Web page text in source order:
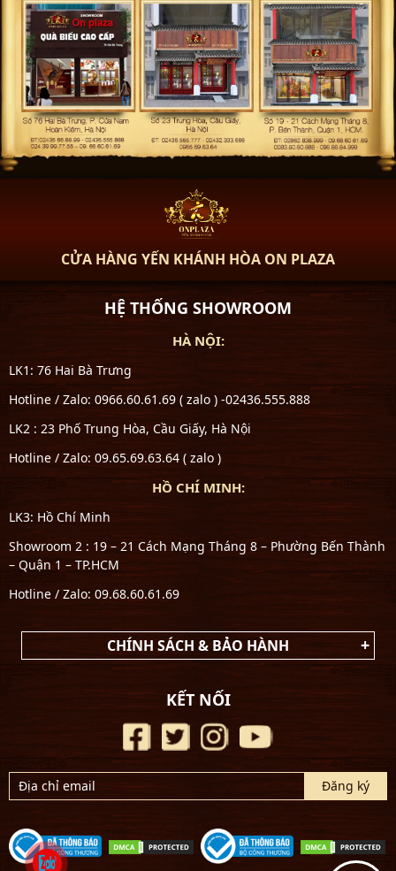
CỬA HÀNG YẾN KHÁNH HÒA ON PLAZA
HỆ THỐNG SHOWROOM
HÀ NỘI:
LK1: 76 Hai Bà Trưng
Hotline / Zalo: 0966.60.61.69 ( zalo ) -02436.555.888
LK2 : 23 Phố Trung Hòa, Cầu Giấy, Hà Nội
Hotline / Zalo: 09.65.69.63.64 ( zalo )
HỒ CHÍ MINH:
LK3: Hồ Chí Minh
Showroom 2 : 19 – 21 Cách Mạng Tháng 8 – Phường Bến Thành
– Quận 1 – TP.HCM
Hotline / Zalo: 09.68.60.61.69
CHÍNH SÁCH & BẢO HÀNH
KẾT NỐI